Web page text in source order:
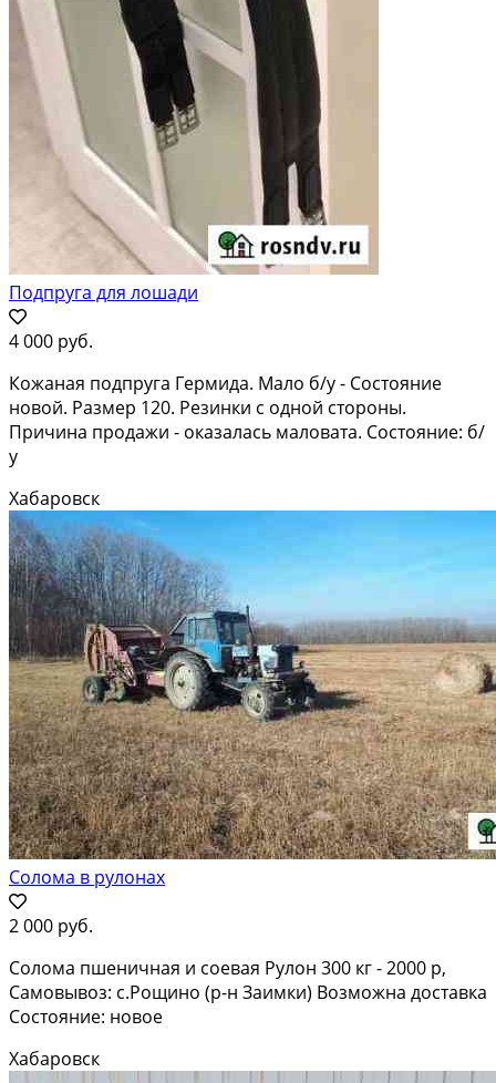
Подпруга для лошади
4 000 руб.
Кожаная подпруга Гермида. Мало б/у - Состояние
новой. Размер 120. Резинки с одной стороны.
Причина продажи - оказалась маловата. Состояние: б/
у
Хабаровск
Солома в рулонах
2 000 руб.
Солома пшеничная и соевая Рулон 300 кг - 2000 р,
Самовывоз: с.Рощино (р-н Заимки) Возможна доставка
Состояние: новое
Хабаровск